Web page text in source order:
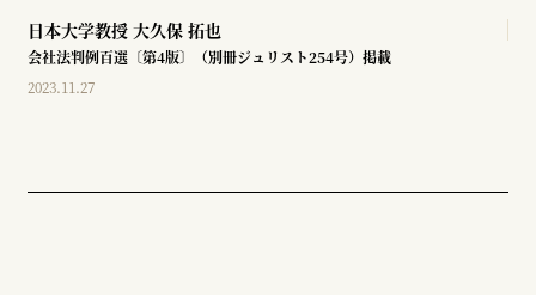
日本大学教授 大久保 拓也
会社法判例百選〔第4版〕（別冊ジュリスト254号）掲載
2023.11.27